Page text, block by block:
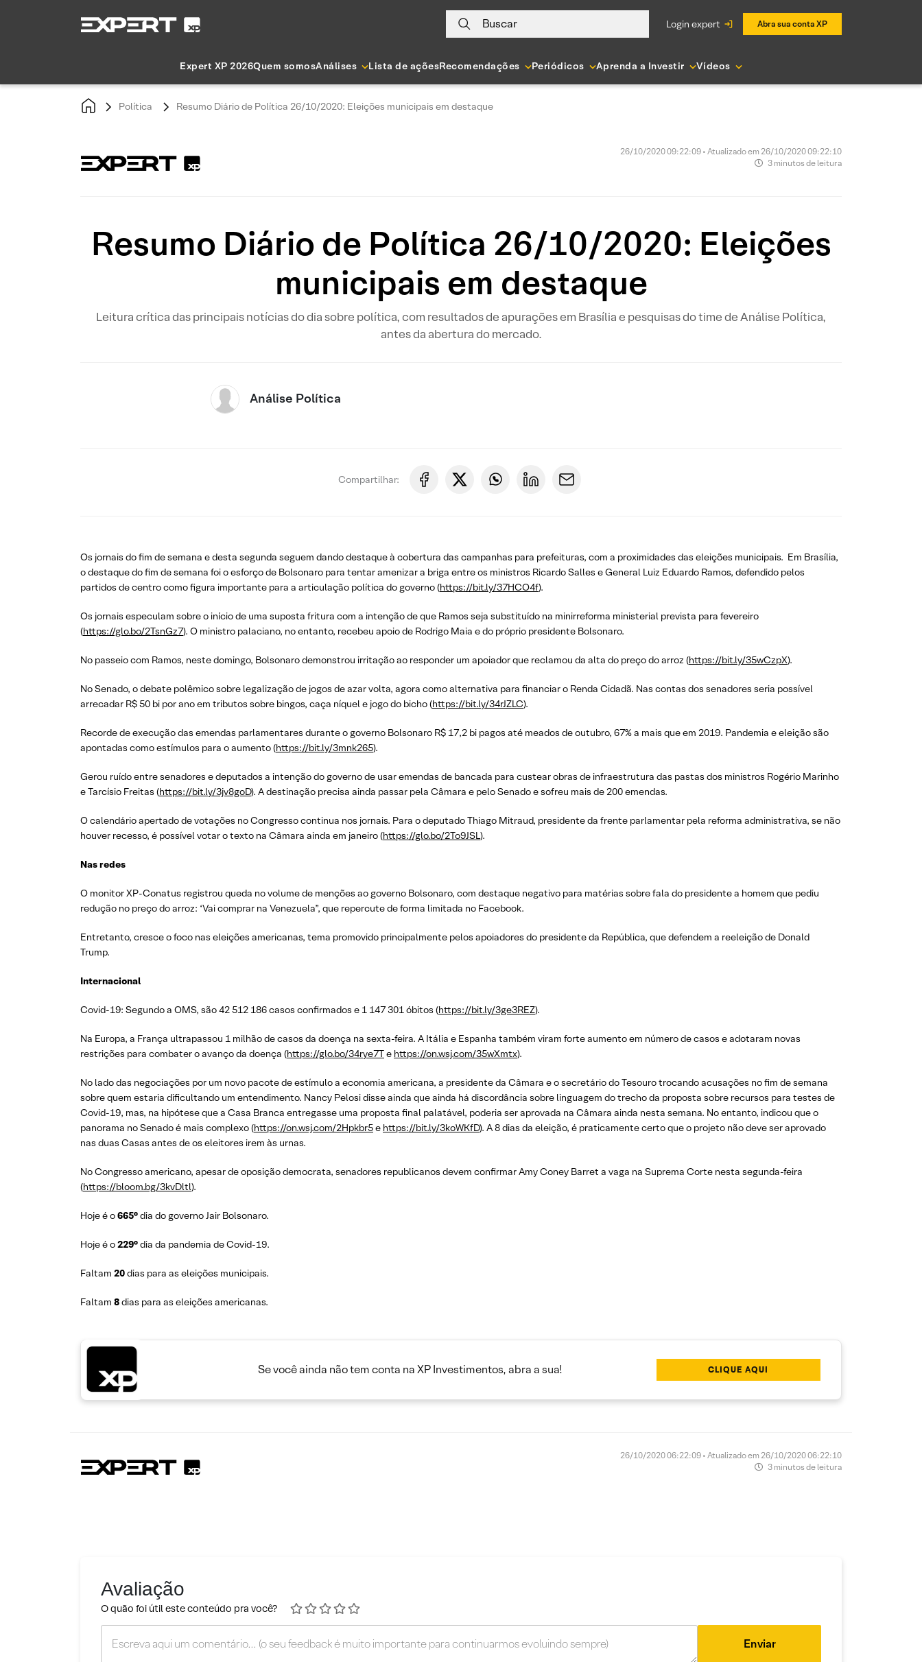
Buscar login expert Abra sua conta XP
Expert XP 2026Quem somosAnálises Lista de açõesRecomendações Periódicos Aprenda a Investir Vídeos
Política Resumo Diário de Política 26/10/2020: Eleições municipais em destaque
26/10/2020 09:22:09 • Atualizado em 26/10/2020 09:22:10
3 minutos de leitura
Resumo Diário de Política 26/10/2020: Eleições
municipais em destaque
Leitura crítica das principais notícias do dia sobre política, com resultados de apurações em Brasília e pesquisas do time de Análise Política,
antes da abertura do mercado.
Análise Política
Compartilhar:
Os jornais do fim de semana e desta segunda seguem dando destaque à cobertura das campanhas para prefeituras, com a proximidades das eleições municipais. Em Brasília,
o destaque do fim de semana foi o esforço de Bolsonaro para tentar amenizar a briga entre os ministros Ricardo Salles e General Luiz Eduardo Ramos, defendido pelos
partidos de centro como figura importante para a articulação política do governo (https://bit.ly/37HCO4f).
Os jornais especulam sobre o início de uma suposta fritura com a intenção de que Ramos seja substituído na minirreforma ministerial prevista para fevereiro
(https://glo.bo/2TsnGz7). O ministro palaciano, no entanto, recebeu apoio de Rodrigo Maia e do próprio presidente Bolsonaro.
No passeio com Ramos, neste domingo, Bolsonaro demonstrou irritação ao responder um apoiador que reclamou da alta do preço do arroz (https://bit.ly/35wCzpX).
No Senado, o debate polêmico sobre legalização de jogos de azar volta, agora como alternativa para financiar o Renda Cidadã. Nas contas dos senadores seria possível
arrecadar R$ 50 bi por ano em tributos sobre bingos, caça níquel e jogo do bicho (https://bit.ly/34rJZLC).
Recorde de execução das emendas parlamentares durante o governo Bolsonaro R$ 17,2 bi pagos até meados de outubro, 67% a mais que em 2019. Pandemia e eleição são
apontadas como estímulos para o aumento (https://bit.ly/3mnk265).
Gerou ruído entre senadores e deputados a intenção do governo de usar emendas de bancada para custear obras de infraestrutura das pastas dos ministros Rogério Marinho
e Tarcísio Freitas (https://bit.ly/3jv8goD). A destinação precisa ainda passar pela Câmara e pelo Senado e sofreu mais de 200 emendas.
O calendário apertado de votações no Congresso continua nos jornais. Para o deputado Thiago Mitraud, presidente da frente parlamentar pela reforma administrativa, se não
houver recesso, é possível votar o texto na Câmara ainda em janeiro (https://glo.bo/2To9JSL).
Nas redes
O monitor XP-Conatus registrou queda no volume de menções ao governo Bolsonaro, com destaque negativo para matérias sobre fala do presidente a homem que pediu
redução no preço do arroz: ‘Vai comprar na Venezuela”, que repercute de forma limitada no Facebook.
Entretanto, cresce o foco nas eleições americanas, tema promovido principalmente pelos apoiadores do presidente da República, que defendem a reeleição de Donald
Trump.
Internacional
Covid-19: Segundo a OMS, são 42 512 186 casos confirmados e 1 147 301 óbitos (https://bit.ly/3ge3REZ).
Na Europa, a França ultrapassou 1 milhão de casos da doença na sexta-feira. A Itália e Espanha também viram forte aumento em número de casos e adotaram novas
restrições para combater o avanço da doença (https://glo.bo/34rye7Te https://on.wsj.com/35wXmtx).
No lado das negociações por um novo pacote de estímulo a economia americana, a presidente da Câmara e o secretário do Tesouro trocando acusações no fim de semana
sobre quem estaria dificultando um entendimento. Nancy Pelosi disse ainda que ainda há discordância sobre linguagem do trecho da proposta sobre recursos para testes de
Covid-19, mas, na hipótese que a Casa Branca entregasse uma proposta final palatável, poderia ser aprovada na Câmara ainda nesta semana. No entanto, indicou que o
panorama no Senado é mais complexo (https://on.wsj.com/2Hpkbr5e https://bit.ly/3koWKfD). A 8 dias da eleição, é praticamente certo que o projeto não deve ser aprovado
nas duas Casas antes de os eleitores irem às urnas.
No Congresso americano, apesar de oposição democrata, senadores republicanos devem confirmar Amy Coney Barret a vaga na Suprema Corte nesta segunda-feira
(https://bloom.bg/3kvDltl).
Hoje é o665°dia do governo Jair Bolsonaro.
Hoje é o229°dia da pandemia de Covid-19.
Faltam 20dias para as eleições municipais.
Faltam 8dias para as eleições americanas.
Se você ainda não tem conta na XP Investimentos, abra a sua! CLIQUE AQUI
26/10/2020 06:22:09 • Atualizado em 26/10/2020 06:22:10
3 minutos de leitura
Avaliação
O quão foi útil este conteúdo pra você?
Enviar